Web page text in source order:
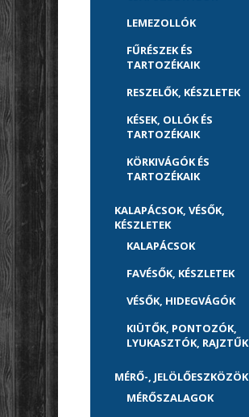
LEMEZOLLÓK
FŰRÉSZEK ÉS
TARTOZÉKAIK
RESZELŐK, KÉSZLETEK
KÉSEK, OLLÓK ÉS
TARTOZÉKAIK
KÖRKIVÁGÓK ÉS
TARTOZÉKAIK
KALAPÁCSOK, VÉSŐK,
KÉSZLETEK
KALAPÁCSOK
FAVÉSŐK, KÉSZLETEK
VÉSŐK, HIDEGVÁGÓK
KIÜTŐK, PONTOZÓK,
LYUKASZTÓK, RAJZTŰK
MÉRŐ-, JELÖLŐESZKÖZÖK
MÉRŐSZALAGOK